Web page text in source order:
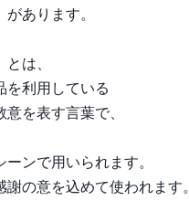
があります。
は、
を利用している
を表す言葉で、
ンで用いられます。
の意を込めて使われます。